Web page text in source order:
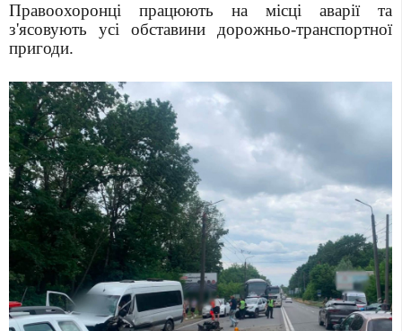
Правоохоронці працюють на місці аварії та
з'ясовують усі обставини дорожньо-транспортної
пригоди.